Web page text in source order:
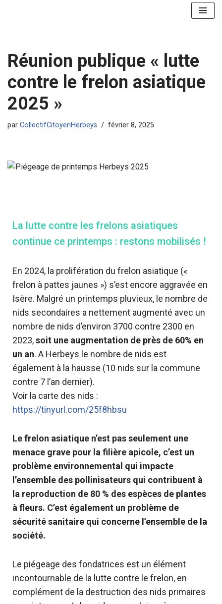
contenu
Réunion publique « lutte
contre le frelon asiatique
2025 »
par CollectifCitoyenHerbeys février 8, 2025
La lutte contre les frelons asiatiques
continue ce printemps : restons mobilisés !
En 2024, la prolifération du frelon asiatique («
frelon à pattes jaunes ») s’est encore aggravée en
Isère. Malgré un printemps pluvieux, le nombre de
nids secondaires a nettement augmenté avec un
nombre de nids d’environ 3700 contre 2300 en
2023,soit une augmentation de près de 60% en
un an. A Herbeys le nombre de nids est
également à la hausse (10 nids sur la commune
contre 7 l’an dernier).
Voir la carte des nids :
https://tinyurl.com/25f8hbsu
Le frelon asiatique n’est pas seulement une
menace grave pour la filière apicole, c’est un
problème environnemental qui impacte
l’ensemble des pollinisateurs qui contribuent à
la reproduction de 80 % des espèces de plantes
à fleurs. C’est également un problème de
sécurité sanitaire qui concerne l’ensemble de la
société.
Le piégeage des fondatrices est un élément
incontournable de la lutte contre le frelon, en
complément de la destruction des nids primaires